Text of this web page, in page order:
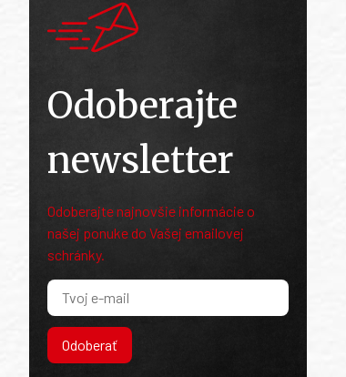
Odoberajte
newsletter
Odoberajte najnovšie informácie o
našej ponuke do Vašej emailovej
schránky.
Odoberať